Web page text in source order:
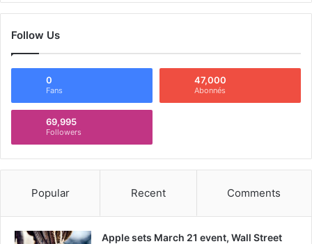
Follow Us
0
Fans
47,000
Abonnés
69,995
Followers
Popular Recent Comments
Apple sets March 21 event, Wall Street